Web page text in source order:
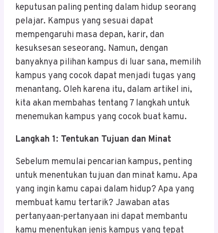
keputusan paling penting dalam hidup seorang
pelajar. Kampus yang sesuai dapat
mempengaruhi masa depan, karir, dan
kesuksesan seseorang. Namun, dengan
banyaknya pilihan kampus di luar sana, memilih
kampus yang cocok dapat menjadi tugas yang
menantang. Oleh karena itu, dalam artikel ini,
kita akan membahas tentang 7 langkah untuk
menemukan kampus yang cocok buat kamu.
Langkah 1: Tentukan Tujuan dan Minat
Sebelum memulai pencarian kampus, penting
untuk menentukan tujuan dan minat kamu. Apa
yang ingin kamu capai dalam hidup? Apa yang
membuat kamu tertarik? Jawaban atas
pertanyaan-pertanyaan ini dapat membantu
kamu menentukan jenis kampus yang tepat